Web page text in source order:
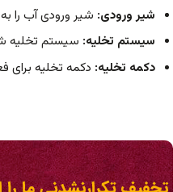
شیر ورودی: شیر ورودی آب را
سیستم تخلیه: سیستم تخلیه
دکمه تخلیه: دکمه تخلیه